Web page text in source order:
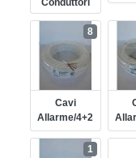
Cavi
Allarme/4+2
8
1